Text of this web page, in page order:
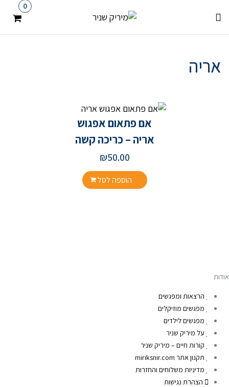
0
אריה
אם פתאום אפגוש
אריה – כריכה קשה
₪50.00
הוספה לסל
אודות
הרצאות ומפגשים
מפגשים מוזיקלים
מפגשים לילדים
על מיריק שניר
קורות חיים – מיריק שניר
תקנון אתר miriksnir.com
מדיניות משלוחים והחזרות
הצהרת נגישות